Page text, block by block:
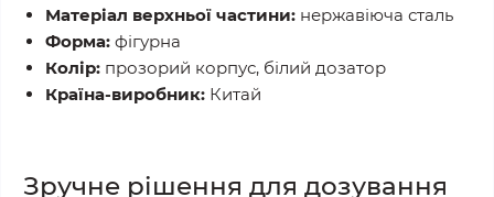
Матеріал верхньої частини: нержавіюча сталь
Форма: фігурна
Колір: прозорий корпус, білий дозатор
Країна-виробник: Китай
Зручне рішення для дозування